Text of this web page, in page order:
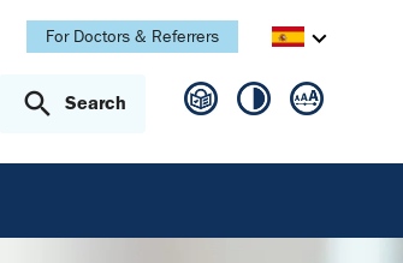
For Doctors & Referrers
Search